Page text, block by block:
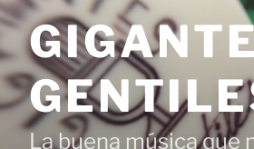
Saltar
contenido
La buena música que